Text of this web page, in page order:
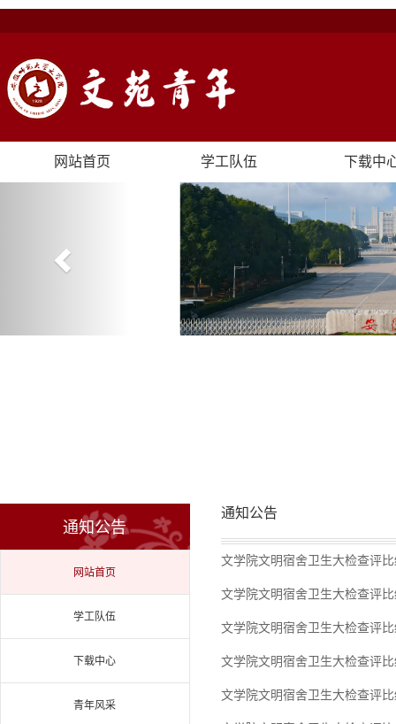
网站首页 学工队伍 下载中
通知公告
网站首页
学工队伍
下载中心
青年风采
通知公告
文学院文明宿舍卫生大检查评
文学院文明宿舍卫生大检查评
文学院文明宿舍卫生大检查评
文学院文明宿舍卫生大检查评
文学院文明宿舍卫生大检查评